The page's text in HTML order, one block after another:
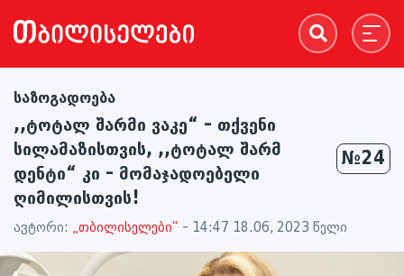
საზოგადოება
,,ტოტალ შარმი ვაკე“ – თქვენი
სილამაზისთვის, ,,ტოტალ შარმ
დენტი“ კი – მომაჯადოებელი
ღიმილისთვის!
№24
ავტორი: „თბილისელები“ - 14:47 18.06, 2023 წელი